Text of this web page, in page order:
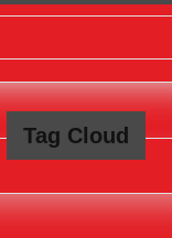
Tag Cloud